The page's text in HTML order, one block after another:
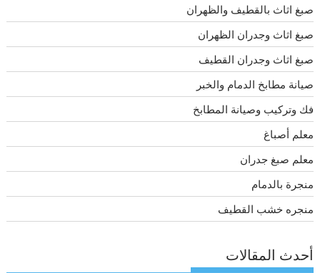
صبغ اثاث بالقطيف والظهران
صبغ اثاث وجدران الظهران
صبغ اثاث وجدران القطيف
صيانة مطابخ الدمام والخبر
فك وتركيب وصيانة المطابخ
معلم أصباغ
معلم صبغ جدران
منجرة بالدمام
منجره خشب القطيف
أحدث المقالات